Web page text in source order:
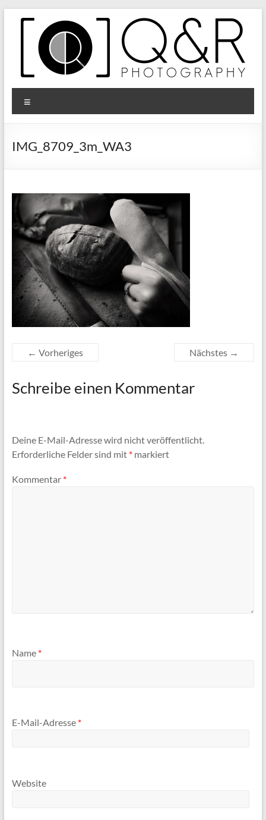
Inhalt
Q&R
Photography
IMG_8709_3m_WA3
← Vorheriges Nächstes →
Schreibe einen Kommentar
Deine E-Mail-Adresse wird nicht veröffentlicht.
Erforderliche Felder sind mit *markiert
Kommentar *
Name *
E-Mail-Adresse *
Website